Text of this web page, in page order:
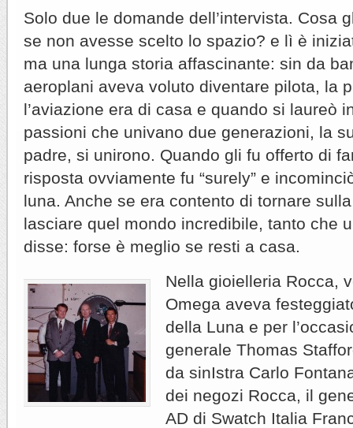
Solo due le domande dell’intervista. Cosa
se non avesse scelto lo spazio? e lì è
ma una lunga storia affascinante: sin da
aeroplani aveva voluto diventare pilota, la
l’aviazione era di casa e quando si laureò
passioni che univano due generazioni, la
padre, si unirono. Quando gli fu offerto di
risposta ovviamente fu “surely” e
luna. Anche se era contento di tornare
lasciare quel mondo incredibile, tanto che
disse: forse è meglio se resti a casa.
Nella gioielleria Rocca,
Omega aveva
della Luna e per
generale Thomas
da sinIstra Carlo
dei negozi Rocca, il
AD di Swatch Italia